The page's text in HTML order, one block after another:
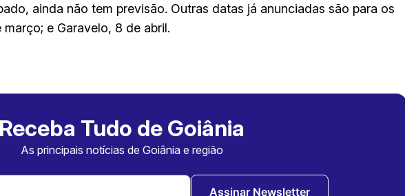
ainda não tem previsão. Outras datas já anunciadas são para os
e Garavelo, 8 de abril.
Receba Tudo de Goiânia
As principais notícias de Goiânia e região
Assinar Newsletter